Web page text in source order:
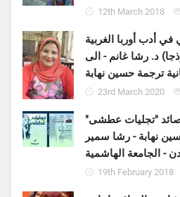
12th March 2018
في أدب أوربا الغربية
د. رشا غانم - الى
ترجمة حسين نهابة
23rd March 2020
"تجليات عطشى"
نهابة - رشا سمير
- الجامعة الهاشمية
19th February 2018